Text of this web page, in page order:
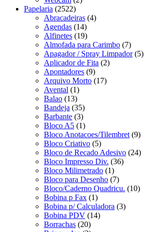
Papelaria (2522)
Abracadeiras (4)
Agendas (14)
Alfinetes (19)
Almofada para Carimbo (7)
Apagador / Spray Limpador (5)
Aplicador de Fita (2)
Apontadores (9)
Arquivo Morto (17)
Avental (1)
Balao (13)
Bandeja (35)
Barbante (3)
Bloco A5 (1)
Bloco Anotacoes/Tilembret (9)
Bloco Criativo (5)
Bloco de Recado Adesivo (24)
Bloco Impresso Div. (36)
Bloco Milimetrado (1)
Bloco para Desenho (7)
Bloco/Caderno Quadricu. (10)
Bobina p Fax (1)
Bobina p/ Calculadora (3)
Bobina PDV (14)
Borrachas (20)